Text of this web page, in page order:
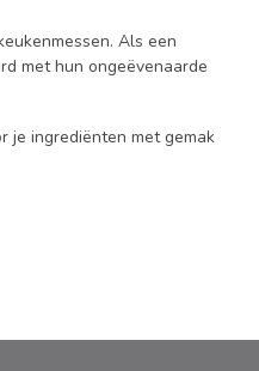
Als een
met hun ongeëvenaarde
je ingrediënten met gemak